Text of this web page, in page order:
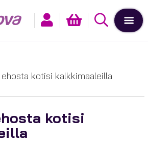
ehosta kotisi kalkkimaaleilla
kotisi